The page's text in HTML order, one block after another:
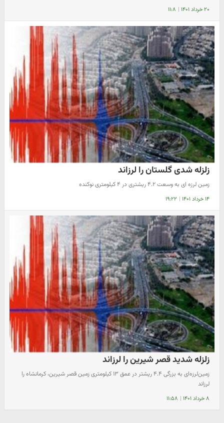
۲۰ خرداد ۱۴۰۱ | ۱۱:۸
زلزله شدی گلستان را لرزاند
زمین لرزه ای به وسعت ۴.۲ ریشتری در ۴ کیلومتری نوکنده
۱۴ خرداد ۱۴۰۱ | ۱۹:۲۲
زلزله شدید قصر شیرین را لرزاند
زمین‌لرزه‌ای به بزرگی ۴.۴ ریشتر در عمق ۱۳ کیلومتری زمین قصر شیرین، کرمانشاه را
لرزاند
۸ خرداد ۱۴۰۱ | ۱۱:۵۸